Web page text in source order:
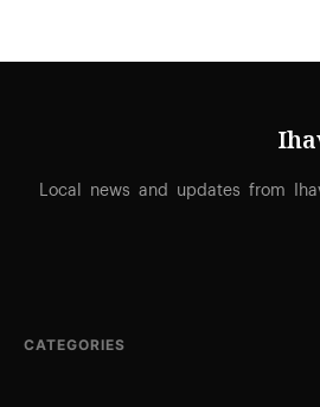
Local news and updates from
CATEGORIES